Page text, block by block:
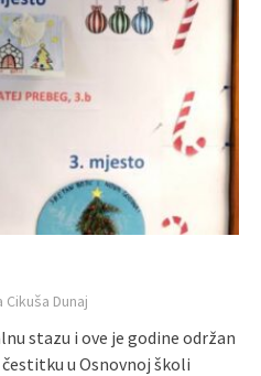
Cikuša Dunaj
stazu i ove je godine održan
u Osnovnoj školi